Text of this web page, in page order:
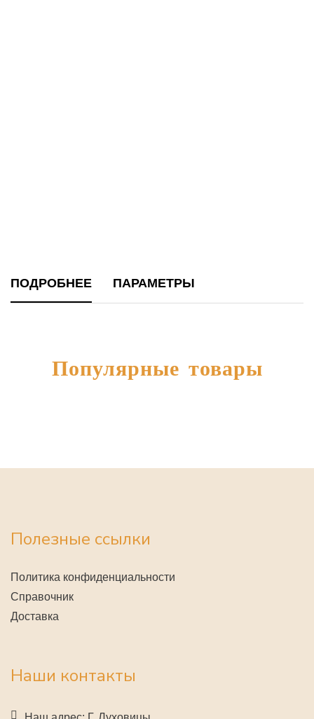
ПОДРОБНЕЕ ПАРАМЕТРЫ
Популярные товары
Полезные ссылки
Политика конфиденциальности
Справочник
Доставка
Наши контакты